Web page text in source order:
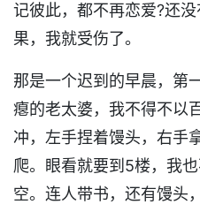
记彼此，都不再恋爱?还
果，我就受伤了。
那是一个迟到的早晨，第
瘪的老太婆，我不得不以
冲，左手捏着馒头，右手
爬。眼看就要到5楼，我
空。连人带书，还有馒头